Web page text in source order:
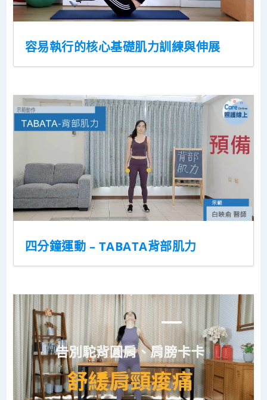
容易執行的核心基礎肌力訓練與伸展
四分鐘運動 – TABATA背部肌力